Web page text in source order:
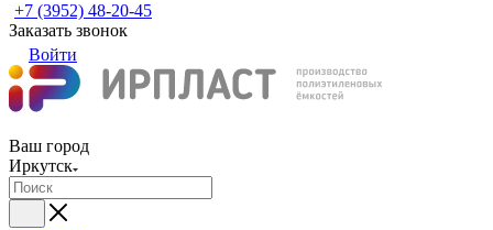
+7 (3952) 48-20-45
Заказать звонок
Войти
Ваш город
Иркутск